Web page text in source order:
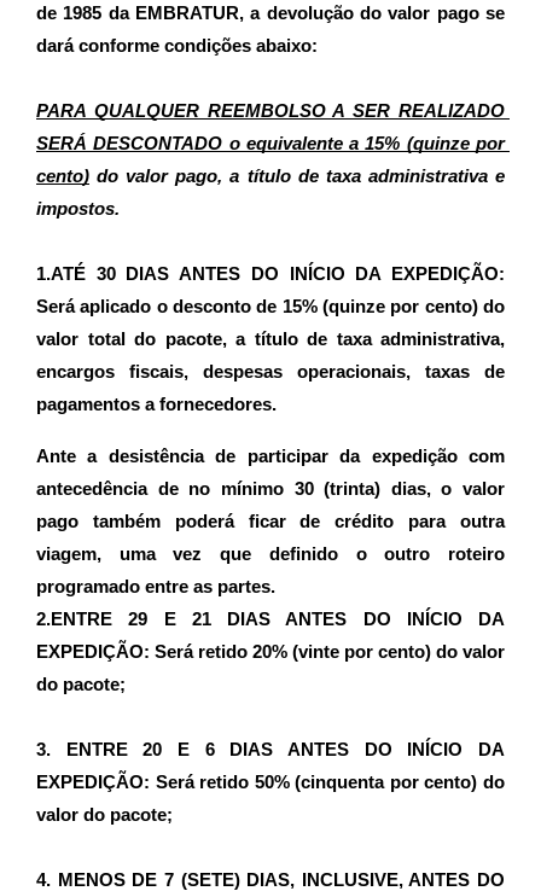
de 1985 da EMBRATUR, a devolução do valor pago se
dará conforme condições abaixo:
PARA QUALQUER REEMBOLSO A SER REALIZADO
SERÁ DESCONTADO o equivalente a 15% (quinze por
cento) do valor pago, a título de taxa administrativa e
impostos.
1.ATÉ 30 DIAS ANTES DO INÍCIO DA EXPEDIÇÃO:
Será aplicado o desconto de 15% (quinze por cento) do
valor total do pacote, a título de taxa administrativa,
encargos fiscais, despesas operacionais, taxas de
pagamentos a fornecedores.
Ante a desistência de participar da expedição com
antecedência de no mínimo 30 (trinta) dias, o valor
pago também poderá ficar de crédito para outra
viagem, uma vez que definido o outro roteiro
programado entre as partes.
2.ENTRE 29 E 21 DIAS ANTES DO INÍCIO DA
EXPEDIÇÃO: Será retido 20% (vinte por cento) do valor
do pacote;
3. ENTRE 20 E 6 DIAS ANTES DO INÍCIO DA
EXPEDIÇÃO: Será retido 50% (cinquenta por cento) do
valor do pacote;
4. MENOS DE 7 (SETE) DIAS, INCLUSIVE, ANTES DO